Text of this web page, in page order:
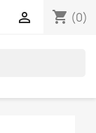
shopping_cart (0)
